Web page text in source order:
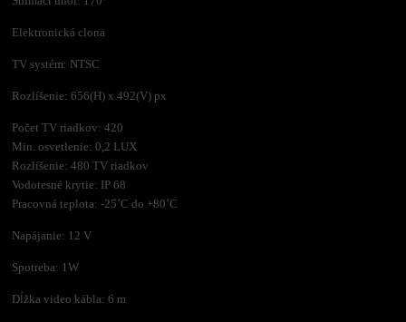
Elektronická clona
TV systém: NTSC
Rozlíšenie: 656(H) x 492(V) px
Počet TV riadkov: 420
Min. osvetlenie: 0,2 LUX
Rozlíšenie: 480 TV riadkov
Vodotesné krytie: IP 68
Pracovná teplota: -25˚C do +80˚C
Napájanie: 12 V
Spotreba: 1W
Dĺžka video kábla: 6 m